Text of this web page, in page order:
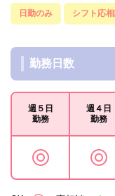
日勤のみ シフト応
勤務日数
週５日
勤務
週４日
勤務